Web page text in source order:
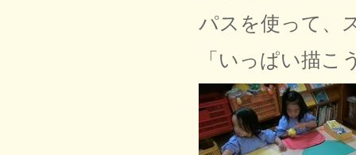
パスを使って、
「いっぱい描